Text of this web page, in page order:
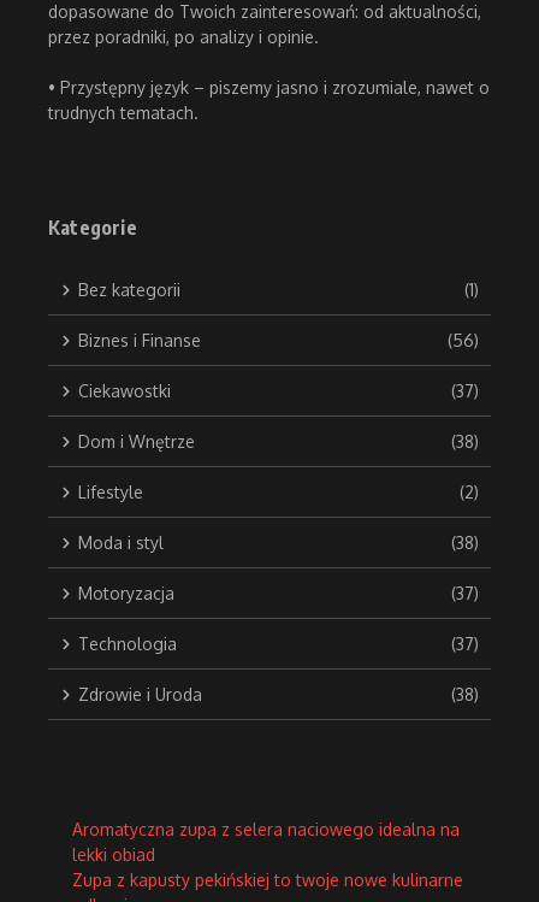
dopasowane do Twoich zainteresowań: od aktualności,
przez poradniki, po analizy i opinie.
• Przystępny język – piszemy jasno i zrozumiale, nawet o
trudnych tematach.
Kategorie
Bez kategorii (1)
Biznes i Finanse (56)
Ciekawostki (37)
Dom i Wnętrze (38)
Lifestyle (2)
Moda i styl (38)
Motoryzacja (37)
Technologia (37)
Zdrowie i Uroda (38)
Aromatyczna zupa z selera naciowego idealna na
lekki obiad
Zupa z kapusty pekińskiej to twoje nowe kulinarne